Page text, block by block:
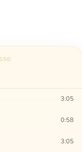
3:05
0:58
3:05